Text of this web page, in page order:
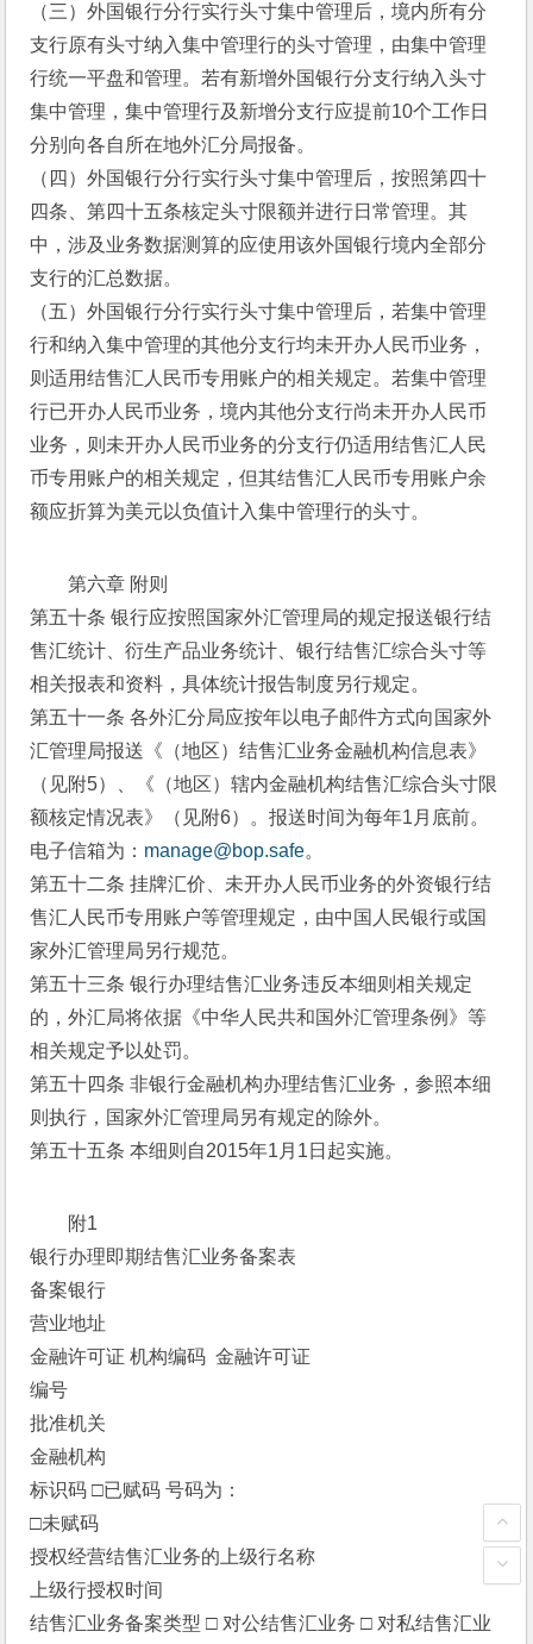
（三）外国银行分行实行头寸集中管理后，境内所有分
支行原有头寸纳入集中管理行的头寸管理，由集中管理
行统一平盘和管理。若有新增外国银行分支行纳入头寸
集中管理，集中管理行及新增分支行应提前10个工作日
分别向各自所在地外汇分局报备。
（四）外国银行分行实行头寸集中管理后，按照第四十
四条、第四十五条核定头寸限额并进行日常管理。其
中，涉及业务数据测算的应使用该外国银行境内全部分
支行的汇总数据。
（五）外国银行分行实行头寸集中管理后，若集中管理
行和纳入集中管理的其他分支行均未开办人民币业务，
则适用结售汇人民币专用账户的相关规定。若集中管理
行已开办人民币业务，境内其他分支行尚未开办人民币
业务，则未开办人民币业务的分支行仍适用结售汇人民
币专用账户的相关规定，但其结售汇人民币专用账户余
额应折算为美元以负值计入集中管理行的头寸。
第六章 附则
第五十条 银行应按照国家外汇管理局的规定报送银行结
售汇统计、衍生产品业务统计、银行结售汇综合头寸等
相关报表和资料，具体统计报告制度另行规定。
第五十一条 各外汇分局应按年以电子邮件方式向国家外
汇管理局报送《（地区）结售汇业务金融机构信息表》
（见附5）、《（地区）辖内金融机构结售汇综合头寸限
额核定情况表》（见附6）。报送时间为每年1月底前。
电子信箱为： manage@bop.safe。
第五十二条 挂牌汇价、未开办人民币业务的外资银行结
售汇人民币专用账户等管理规定，由中国人民银行或国
家外汇管理局另行规范。
第五十三条 银行办理结售汇业务违反本细则相关规定
的，外汇局将依据《中华人民共和国外汇管理条例》等
相关规定予以处罚。
第五十四条 非银行金融机构办理结售汇业务，参照本细
则执行，国家外汇管理局另有规定的除外。
第五十五条 本细则自2015年1月1日起实施。
附1
银行办理即期结售汇业务备案表
备案银行
营业地址
金融许可证 机构编码  金融许可证
编号
批准机关
金融机构
标识码 □已赋码 号码为：
□未赋码
授权经营结售汇业务的上级行名称
上级行授权时间
结售汇业务备案类型 □ 对公结售汇业务 □ 对私结售汇业